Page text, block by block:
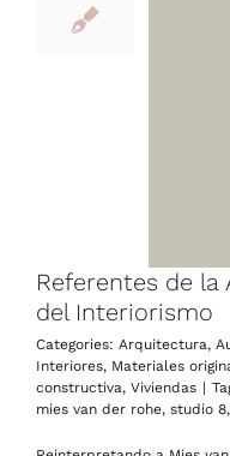
Referentes de
del Interiorismo
Categories: Arquitectura,
Interiores, Materiales
constructiva, Viviendas |
mies van der rohe, studio 8,